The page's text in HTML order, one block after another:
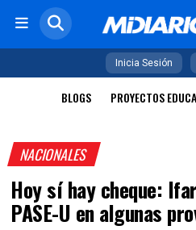
Inicia Sesión
BLOGS PROYECTOS
NACIONALES
Hoy sí hay cheque:
PASE-U en algunas